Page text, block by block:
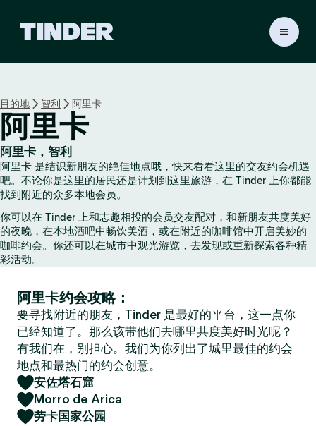
目的地 智利 阿里卡
阿里卡
阿里卡，智利
阿里卡 是结识新朋友的绝佳地点哦，快来看看这里的交友约会机遇
吧。不论你是这里的居民还是计划到这里旅游，在 Tinder 上你都能
找到附近的众多本地会员。
你可以在 Tinder 上和志趣相投的会员交友配对，和新朋友共度美好
的夜晚，在本地酒吧中畅饮美酒，或在附近的咖啡馆中开启美妙的
咖啡约会。你还可以在城市中观光游览，去发现或重新探索各种精
彩活动。
阿里卡约会攻略：
要寻找附近的朋友，Tinder 是最好的平台，这一点你
已经知道了。那么该带他们去哪里共度美好时光呢？
有我们在，别担心。我们为你列出了城里最佳的约会
地点和最热门的约会创意。
安佐塔石窟
Morro de Arica
劳卡国家公园